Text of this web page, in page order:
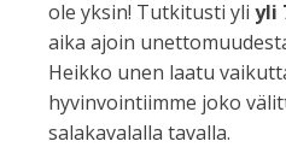
ole yksin! Tutkitusti yli yli
aika ajoin
Heikko unen laatu
hyvinvointiimme joko
salakavalalla tavalla.